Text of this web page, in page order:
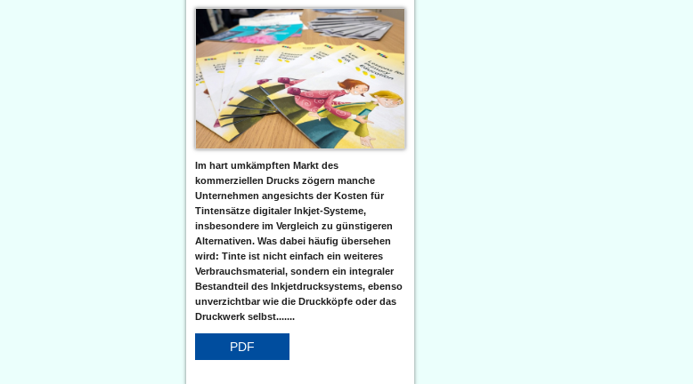
Im hart umkämpften Markt des
kommerziellen Drucks zögern manche
Unternehmen angesichts der Kosten für
Tintensätze digitaler Inkjet-Systeme,
insbesondere im Vergleich zu günstigeren
Alternativen. Was dabei häufig übersehen
wird: Tinte ist nicht einfach ein weiteres
Verbrauchsmaterial, sondern ein integraler
Bestandteil des Inkjetdrucksystems, ebenso
unverzichtbar wie die Druckköpfe oder das
Druckwerk selbst.......
PDF